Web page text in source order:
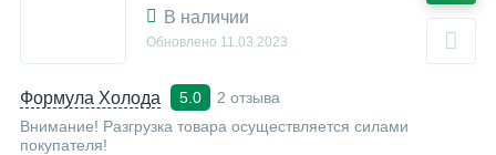
Формула Холода 5.0
2 отзыва
Внимание! Разгрузка товара осуществляется силами
покупателя!
В наличии
Обновлено 11.03.2023